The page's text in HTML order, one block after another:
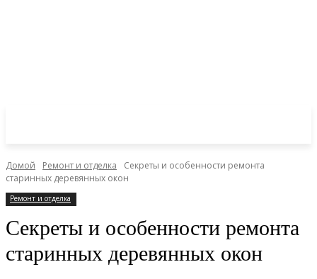
Домой Ремонт и отделка
Секреты и особенности ремонта
старинных деревянных окон
Ремонт и отделка
Секреты и особенности ремонта
старинных деревянных окон